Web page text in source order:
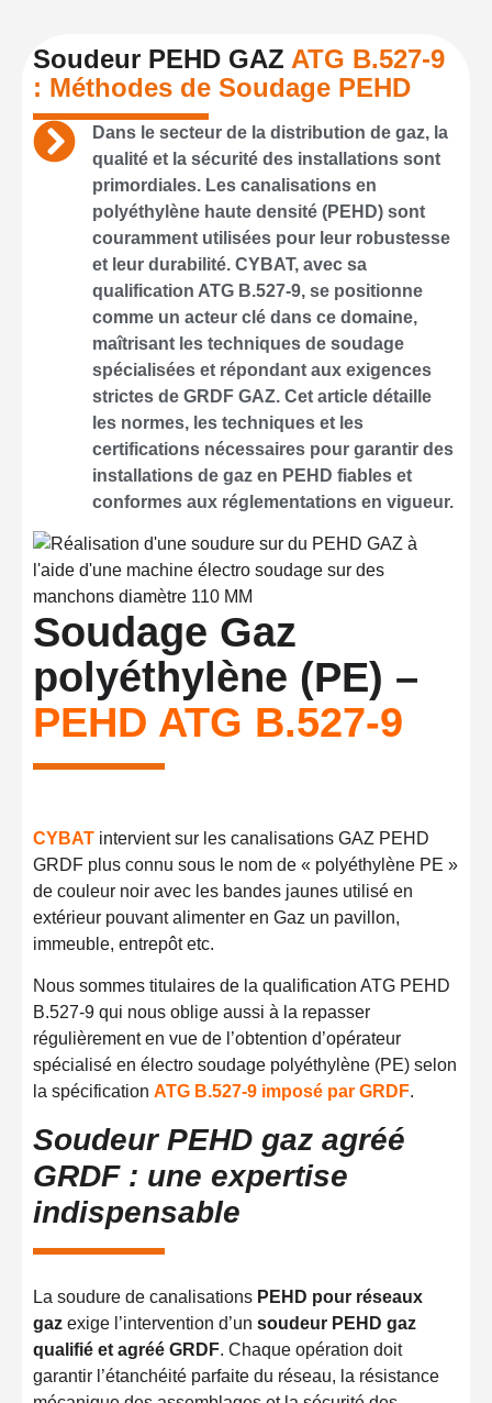
Soudeur PEHD GAZ ATG B.527-9
: Méthodes de Soudage PEHD
Dans le secteur de la distribution de gaz, la
qualité et la sécurité des installations sont
primordiales. Les canalisations en
polyéthylène haute densité (PEHD) sont
couramment utilisées pour leur robustesse
et leur durabilité. CYBAT, avec sa
qualification ATG B.527-9, se positionne
comme un acteur clé dans ce domaine,
maîtrisant les techniques de soudage
spécialisées et répondant aux exigences
strictes de GRDF GAZ. Cet article détaille
les normes, les techniques et les
certifications nécessaires pour garantir des
installations de gaz en PEHD fiables et
conformes aux réglementations en vigueur.
Soudage Gaz
polyéthylène (PE) –
PEHD ATG B.527-9
CYBAT intervient sur les canalisations GAZ PEHD
GRDF plus connu sous le nom de « polyéthylène PE »
de couleur noir avec les bandes jaunes utilisé en
extérieur pouvant alimenter en Gaz un pavillon,
immeuble, entrepôt etc.
Nous sommes titulaires de la qualification ATG PEHD
B.527-9 qui nous oblige aussi à la repasser
régulièrement en vue de l’obtention d’opérateur
spécialisé en électro soudage polyéthylène (PE) selon
la spécification ATG B.527-9 imposé par GRDF.
Soudeur PEHD gaz agréé
GRDF : une expertise
indispensable
La soudure de canalisations PEHD pour réseaux
gaz exige l’intervention d’un soudeur PEHD gaz
qualifié et agréé GRDF. Chaque opération doit
garantir l’étanchéité parfaite du réseau, la résistance